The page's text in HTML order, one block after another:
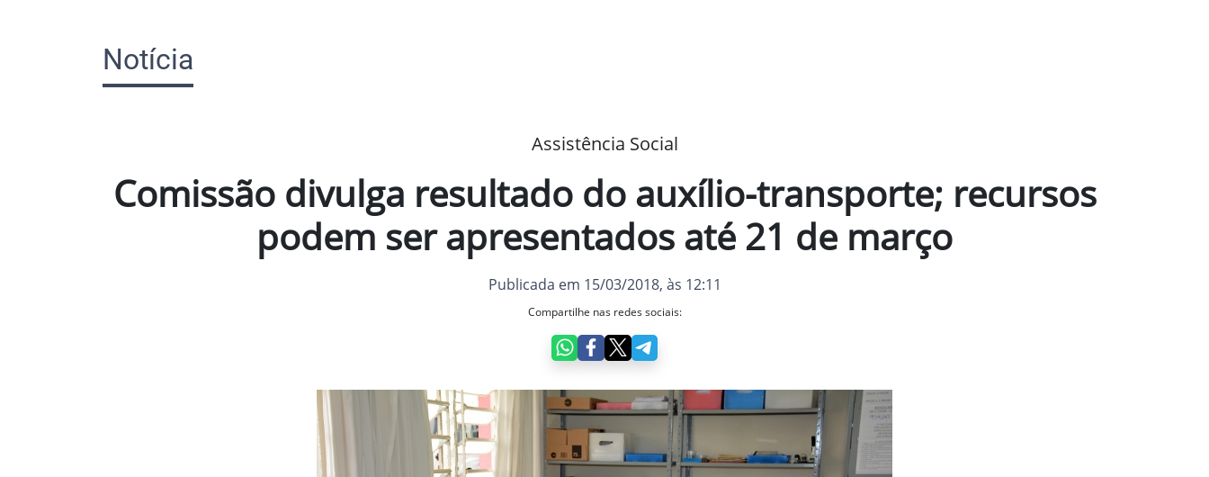
Notícia
Assistência Social
Comissão divulga resultado do auxílio-transporte; recursos
podem ser apresentados até 21 de março
Publicada em 15/03/2018, às 12:11
Compartilhe nas redes sociais: